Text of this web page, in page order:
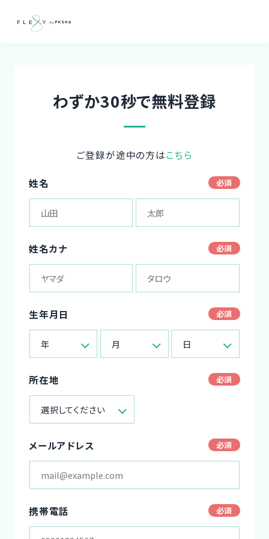
わずか30秒で無料登録
ご登録が途中の方はこちら
姓名
姓名カナ
生年月日
年 月 日
所在地
選択してください
メールアドレス
携帯電話